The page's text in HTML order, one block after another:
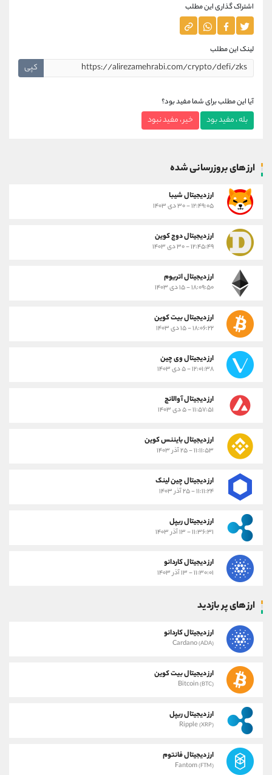
اشتراک گذاری این مطلب
لینک این مطلب
کپی
آیا این مطلب برای شما مفید بود؟
بله ، مفید بود خیر ، مفید نبود
ارز های بروزرسانی شده
ارز ديجيتال شیبا
۱۲:۴۹:۰۵ - ۳۰ دی ۱۴۰۳
ارز دیجیتال دوج کوین
۱۲:۴۵:۴۹ - ۳۰ دی ۱۴۰۳
ارز دیجیتال اتریوم
۱۸:۰۹:۵۰ - ۱۵ دی ۱۴۰۳
ارز دیجیتال بیت کوین
۱۸:۰۶:۲۲ - ۱۵ دی ۱۴۰۳
ارز دیجیتال وی چین
۱۲:۰۱:۳۸ - ۵ دی ۱۴۰۳
ارز دیجیتال آوالانچ
۱۱:۵۷:۵۱ - ۵ دی ۱۴۰۳
ارز دیجیتال بایننس کوین
۱۱:۱۱:۵۳ - ۲۵ آذر ۱۴۰۳
ارز دیجیتال چین لینک
۱۱:۱۱:۲۴ - ۲۵ آذر ۱۴۰۳
ارز دیجیتال ریپل
۱۱:۳۶:۳۱ - ۱۳ آذر ۱۴۰۳
ارز دیجیتال کاردانو
۱۱:۳۰:۰۱ - ۱۳ آذر ۱۴۰۳
ارز های پر بازدید
ارز دیجیتال کاردانو
Cardano(ADA)
ارز دیجیتال بیت کوین
Bitcoin(BTC)
ارز دیجیتال ریپل
Ripple(XRP)
ارز دیجیتال فانتوم
Fantom(FTM)